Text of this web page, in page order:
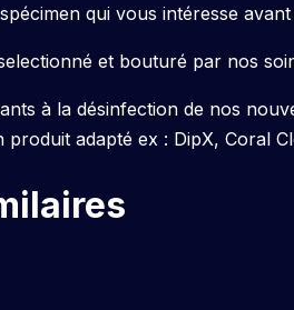
qui vous intéresse
et bouturé par nos
à la désinfection de nos
adapté ex : DipX, Coral